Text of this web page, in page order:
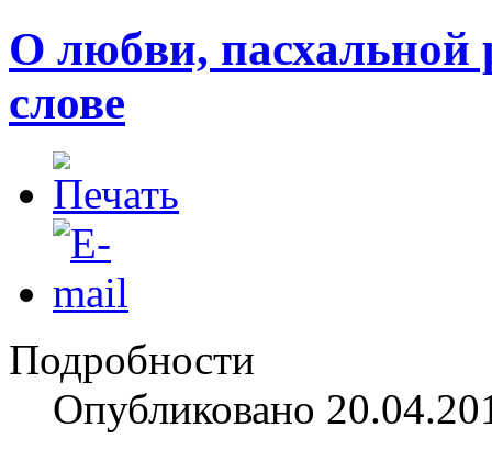
О любви, пасхальной
слове
Подробности
Опубликовано